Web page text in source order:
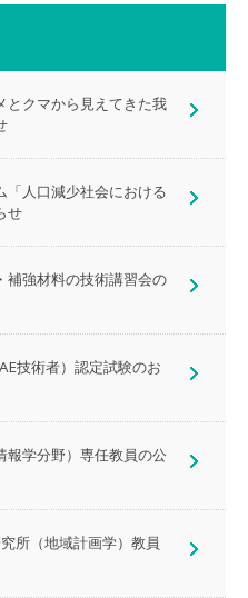
とクマから見えてきた我
「人口減少社会における
せ
補強材料の技術講習会の
技術者）認定試験のお
報学分野）専任教員の公
所（地域計画学）教員